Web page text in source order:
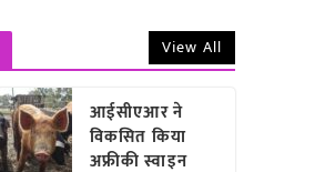
View All
आईसीएआर ने
विकसित किया
अफ्रीकी स्वाइन